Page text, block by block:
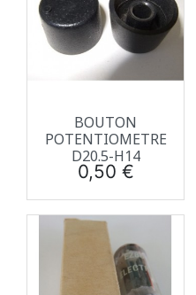
BOUTON
POTENTIOMETRE
D20.5-H14
Prix
0,50 €